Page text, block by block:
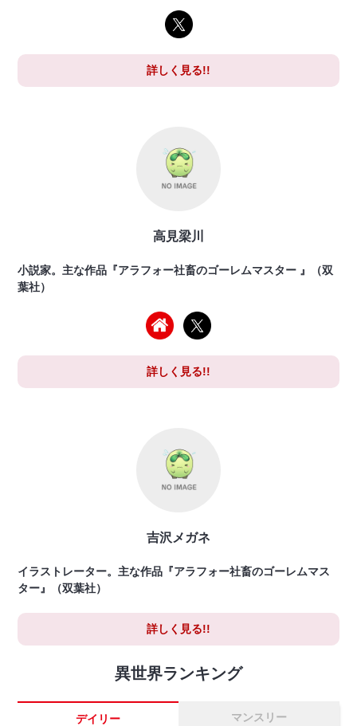
詳しく見る!!
高見梁川
小説家。主な作品『アラフォー社畜のゴーレムマスター 』（双
葉社）
詳しく見る!!
吉沢メガネ
イラストレーター。主な作品『アラフォー社畜のゴーレムマス
ター』（双葉社）
詳しく見る!!
異世界ランキング
デイリー マンスリー